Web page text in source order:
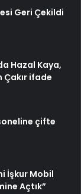
Geri Çekildi
Hazal Kaya,
Çakır ifade
çifte
İşkur Mobil
Açtık”